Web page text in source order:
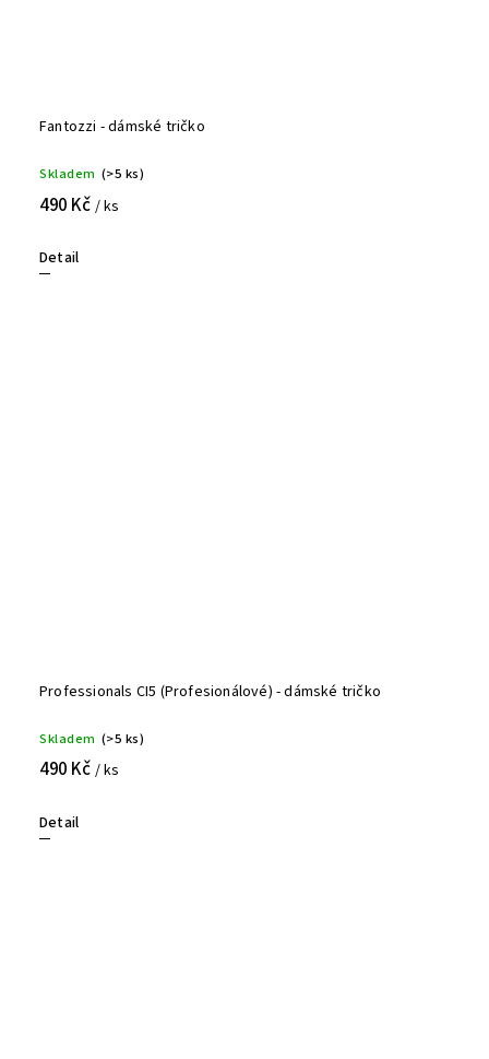
Fantozzi - dámské tričko
Skladem (>5 ks)
490 Kč / ks
Detail
Professionals CI5 (Profesionálové) - dámské tričko
Skladem (>5 ks)
490 Kč / ks
Detail